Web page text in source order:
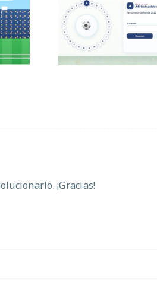
Pasapalabra del
Mundial
¡Gracias!